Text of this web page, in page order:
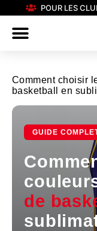
POUR LES
Comment choisir
basketball en
GUIDE
de